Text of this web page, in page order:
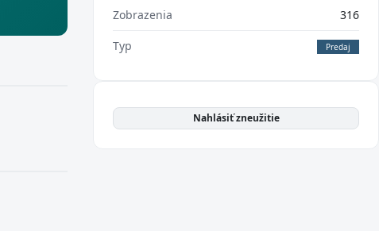
Zobrazenia 316
Typ Predaj
Nahlásiť zneužitie